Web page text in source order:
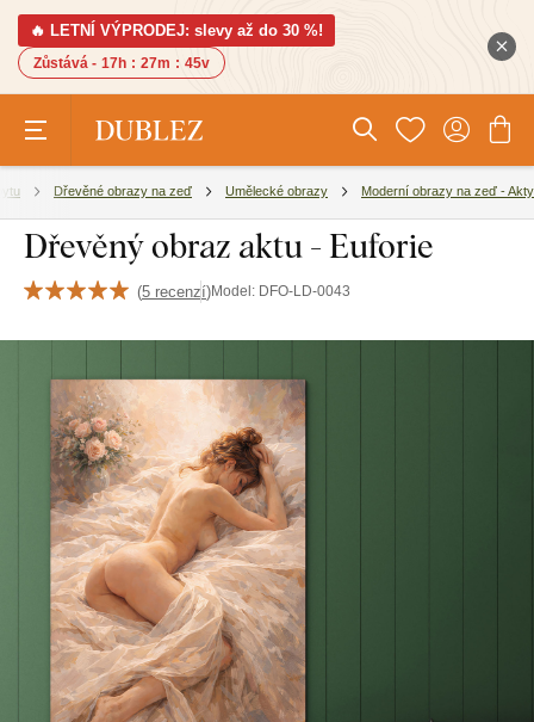
🔥 LETNÍ VÝPRODEJ: slevy až do 30 %!
Zůstává - 17h : 27m : 44v
Dřevěné obrazy na zeď Umělecké obrazy Moderní obrazy na zeď - Akty
Dřevěný obraz aktu - Euforie
(5 recenzí)Model: DFO-LD-0043